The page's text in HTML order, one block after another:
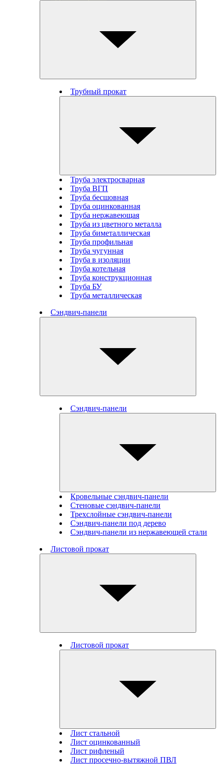
Трубный прокат
Труба электросварная
Труба ВГП
Труба бесшовная
Труба оцинкованная
Труба нержавеющая
Труба из цветного металла
Труба биметаллическая
Труба профильная
Труба чугунная
Труба в изоляции
Труба котельная
Труба конструкционная
Труба БУ
Труба металлическая
Сэндвич-панели
Сэндвич-панели
Кровельные сэндвич-панели
Стеновые cэндвич-панели
Трехслойные сэндвич-панели
Сэндвич-панели под дерево
Сэндвич-панели из нержавеющей стали
Листовой прокат
Листовой прокат
Лист стальной
Лист оцинкованный
Лист рифленый
Лист просечно-вытяжной ПВЛ